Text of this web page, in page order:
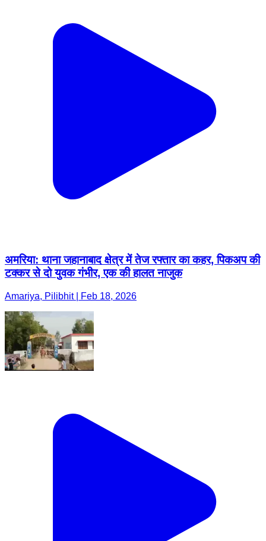
अमरिया: थाना जहानाबाद क्षेत्र में तेज रफ्तार का कहर, पिकअप की
टक्कर से दो युवक गंभीर, एक की हालत नाजुक
Amariya, Pilibhit | Feb 18, 2026